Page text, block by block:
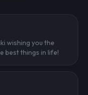
wishing you the
best things in life!